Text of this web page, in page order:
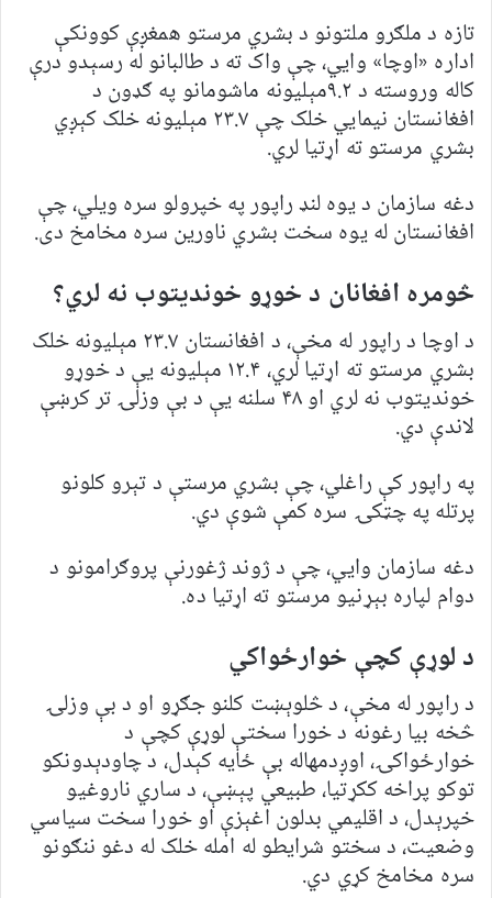
تازه د ملګرو ملتونو د بشري مرستو همغږې کوونکې
اداره «اوچا» وایي، چې واک ته د طالبانو له رسېدو درې
کاله وروسته د ۹.۲مېلیونه ماشومانو په ګډون د
افغانستان نیمایي خلک چې ۲۳.۷ مېلیونه خلک کېږي
بشري مرستو ته اړتیا لري.
دغه سازمان د یوه لنډ راپور په خپرولو سره ویلي، چې
افغانستان له یوه سخت بشري ناورین سره مخامخ دی.
څومره افغانان د خوړو خوندیتوب نه لري؟
د اوچا د راپور له مخې، د افغانستان ۲۳.۷ مېلیونه خلک
بشري مرستو ته اړتیا لري، ۱۲.۴ مېلیونه یې د خوړو
خوندیتوب نه لري او ۴۸ سلنه یې د بې وزلۍ تر کرښې
لاندې دي.
په راپور کې راغلي، چې بشري مرستې د تېرو کلونو
پرتله په چټکۍ سره کمې شوې دي.
دغه سازمان وایي، چې د ژوند ژغورنې پروګرامونو د
دوام لپاره بېړنیو مرستو ته اړتیا ده.
د لوړې کچې خوارځواکي
د راپور له مخې، د څلوېښت کلنو جګړو او د بې وزلۍ
څخه بیا رغونه د خورا سختې لوړې کچې د
خوارځواکۍ، اوږدمهاله بې ځایه کېدل، د چاودېدونکو
توکو پراخه ککړتیا، طبیعي پېښې، د ساري ناروغیو
خپرېدل، د اقلیمي بدلون اغېزې او خورا سخت سیاسي
وضعیت، د سختو شرایطو له امله خلک له دغو ننګونو
سره مخامخ کړي دي.